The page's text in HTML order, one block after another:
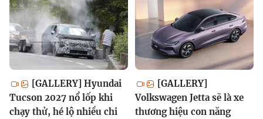
[GALLERY] Hyundai
Tucson 2027 nổ lốp khi
chạy thử, hé lộ nhiều chi
[GALLERY]
Volkswagen Jetta sẽ là xe
thương hiệu con năng